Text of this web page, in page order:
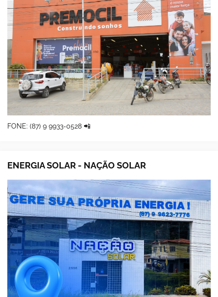
FONE: (87) 9 9933-0528 📲
ENERGIA SOLAR - NAÇÃO SOLAR